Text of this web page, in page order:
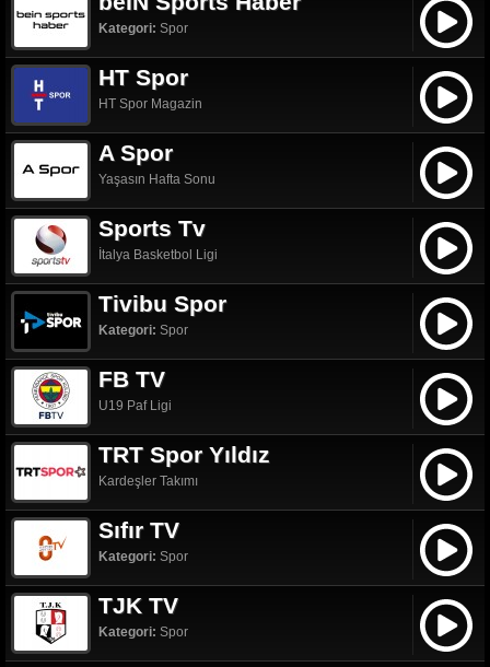
Kategori: Spor
HT Spor
HT Spor Magazin
A Spor
Yaşasın Hafta Sonu
Sports Tv
İtalya Basketbol Ligi
Tivibu Spor
Kategori: Spor
FB TV
U19 Paf Ligi
TRT Spor Yıldız
Kardeşler Takımı
Sıfır TV
Kategori: Spor
TJK TV
Kategori: Spor